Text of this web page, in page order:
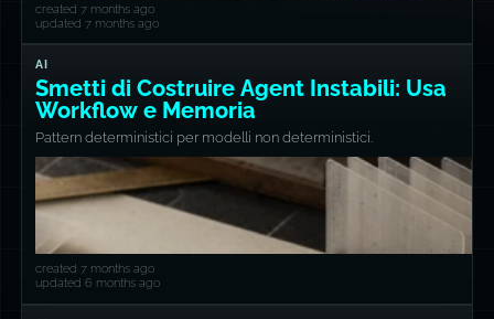
created 7 months ago
updated 7 months ago
AI
Smetti di Costruire Agent Instabili: Usa
Workflow e Memoria
Pattern deterministici per modelli non deterministici.
created 7 months ago
updated 6 months ago